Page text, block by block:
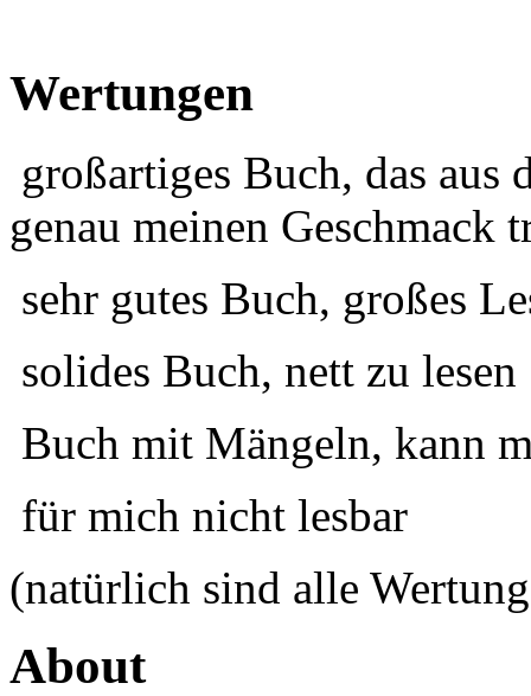
Wertungen
großartiges Buch, das aus
genau meinen Geschmack
sehr gutes Buch, großes
solides Buch, nett zu lesen
Buch mit Mängeln, kann
für mich nicht lesbar
(natürlich sind alle
About